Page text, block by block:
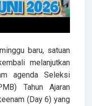
baru, satuan
melanjutkan
agenda Seleksi
Tahun Ajaran
(Day 6) yang